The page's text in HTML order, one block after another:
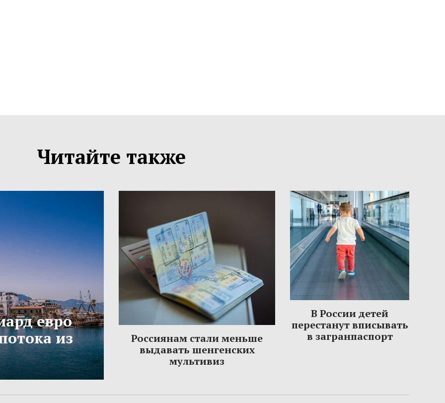
Читайте также
евро
из
Россиянам стали меньше
выдавать шенгенских
мультивиз
В России детей
перестанут вписывать
в загранпаспорт